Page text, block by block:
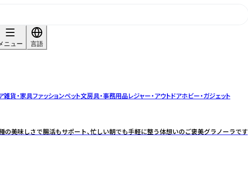
ニュー
言語
雑貨・家具ファッションペット文房具・事務用品レジャー・アウトドアホビー・ガジェット
の美味しさで腸活もサポート、忙しい朝でも手軽に整う体想いのご褒美グラノーラです